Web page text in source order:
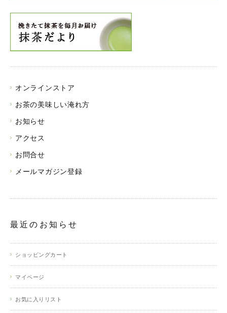
オンラインストア
お茶の美味しい淹れ方
お知らせ
アクセス
お問合せ
メールマガジン登録
最近のお知らせ
ショッピングカート
マイページ
お気に入りリスト